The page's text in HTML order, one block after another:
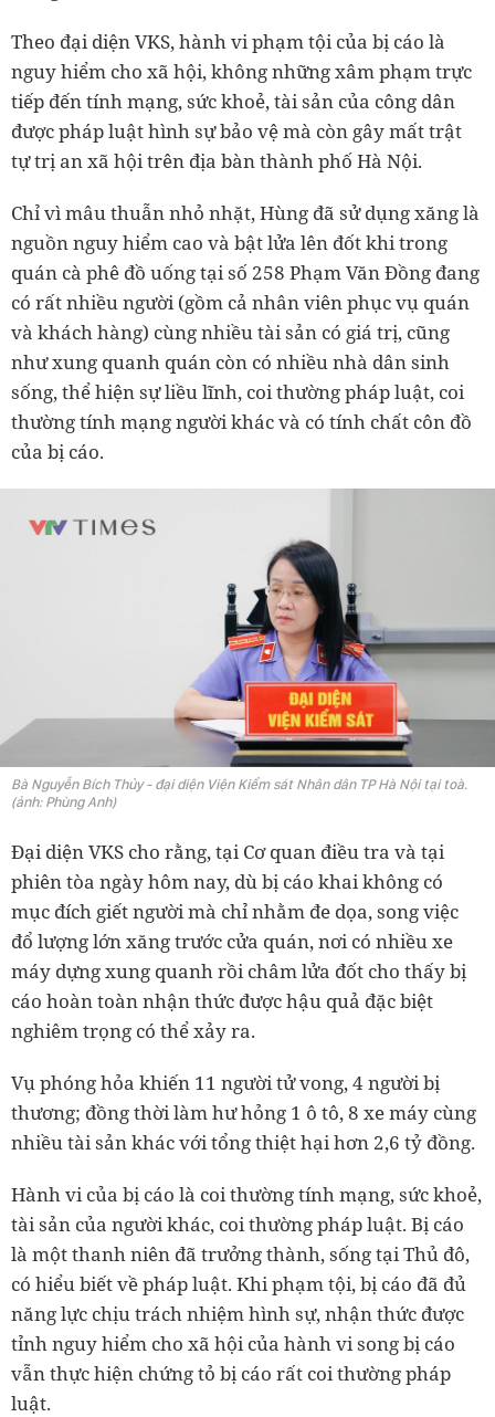
Theo đại diện VKS, hành vi phạm tội của bị cáo là
nguy hiểm cho xã hội, không những xâm phạm trực
tiếp đến tính mạng, sức khoẻ, tài sản của công dân
được pháp luật hình sự bảo vệ mà còn gây mất trật
tự trị an xã hội trên địa bàn thành phố Hà Nội.
Chỉ vì mâu thuẫn nhỏ nhặt, Hùng đã sử dụng xăng là
nguồn nguy hiểm cao và bật lửa lên đốt khi trong
quán cà phê đồ uống tại số 258 Phạm Văn Đồng đang
có rất nhiều người (gồm cả nhân viên phục vụ quán
và khách hàng) cùng nhiều tài sản có giá trị, cũng
như xung quanh quán còn có nhiều nhà dân sinh
sống, thể hiện sự liều lĩnh, coi thường pháp luật, coi
thường tính mạng người khác và có tính chất côn đồ
của bị cáo.
Bà Nguyễn Bích Thủy - đại diện Viện Kiểm sát Nhân dân TP Hà Nội tại toà.
(ảnh: Phùng Anh)
Đại diện VKS cho rằng, tại Cơ quan điều tra và tại
phiên tòa ngày hôm nay, dù bị cáo khai không có
mục đích giết người mà chỉ nhằm đe dọa, song việc
đổ lượng lớn xăng trước cửa quán, nơi có nhiều xe
máy dựng xung quanh rồi châm lửa đốt cho thấy bị
cáo hoàn toàn nhận thức được hậu quả đặc biệt
nghiêm trọng có thể xảy ra.
Vụ phóng hỏa khiến 11 người tử vong, 4 người bị
thương; đồng thời làm hư hỏng 1 ô tô, 8 xe máy cùng
nhiều tài sản khác với tổng thiệt hại hơn 2,6 tỷ đồng.
Hành vi của bị cáo là coi thường tính mạng, sức khoẻ,
tài sản của người khác, coi thường pháp luật. Bị cáo
là một thanh niên đã trưởng thành, sống tại Thủ đô,
có hiểu biết về pháp luật. Khi phạm tội, bị cáo đã đủ
năng lực chịu trách nhiệm hình sự, nhận thức được
tỉnh nguy hiểm cho xã hội của hành vi song bị cáo
vẫn thực hiện chứng tỏ bị cáo rất coi thường pháp
luật.